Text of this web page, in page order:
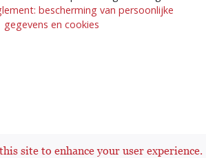
bescherming van persoonlijke
gegevens en cookies
site to enhance your user experience.